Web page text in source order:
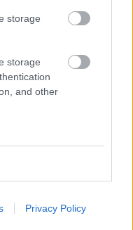
storage
storage
and other
Privacy Policy